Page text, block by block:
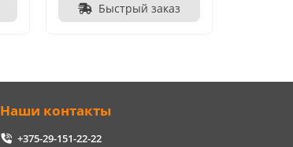
Быстрый заказ
Наши контакты
+375-29-151-22-22